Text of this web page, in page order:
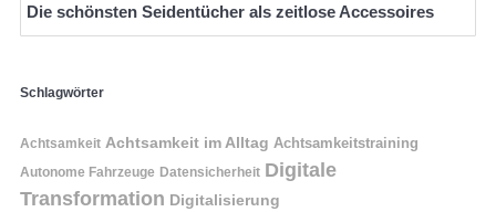
Die schönsten Seidentücher als zeitlose Accessoires
Schlagwörter
Achtsamkeit Achtsamkeit im Alltag Achtsamkeitstraining
Autonome Fahrzeuge Datensicherheit Digitale
Transformation Digitalisierung